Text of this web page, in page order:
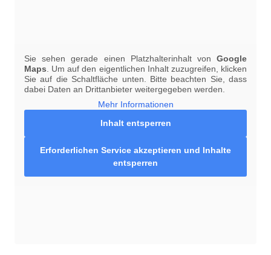
Sie sehen gerade einen Platzhalterinhalt von Google
Maps . Um auf den eigentlichen Inhalt zuzugreifen, klicken
Sie auf die Schaltfläche unten. Bitte beachten Sie, dass
dabei Daten an Drittanbieter weitergegeben werden.
Mehr Informationen
Inhalt entsperren
Erforderlichen Service akzeptieren und Inhalte
entsperren